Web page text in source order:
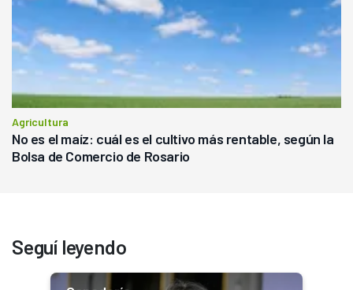
Agricultura
No es el maíz: cuál es el cultivo más rentable, según la
Bolsa de Comercio de Rosario
Seguí leyendo